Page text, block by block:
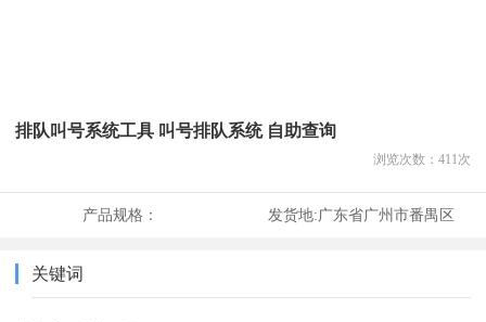
排队叫号系统工具 叫号排队系统 自助查询
浏览次数： 411 次
产品规格： 发货地:广东省广州市番禺区
关键词